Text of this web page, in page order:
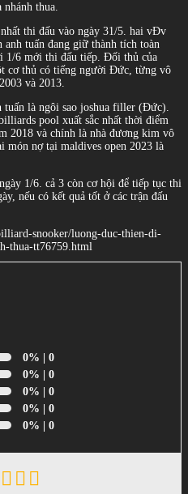
nhánh thua.
thi đấu vào ngày 31/5. hai vĐv
anh tuấn đang giữ thành tích toàn
1/6 mới thi đấu tiếp. Đối thủ của
cơ thủ có tiếng người Đức, từng vô
và 2013.
tuấn là ngôi sao joshua filler (Đức).
pool xuất sắc nhất thời điểm
2018 và chính là nhà đương kim vô
món nợ tại maldives open 2023 là
1/6. cả 3 còn cơ hội để tiếp tục thi
nếu có kết quả tốt ở các trận đấu
snooker/luong-duc-thien-di-
thua-tt76759.html
0% | 0
0% | 0
0% | 0
0% | 0
0% | 0